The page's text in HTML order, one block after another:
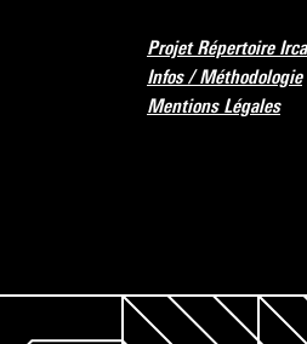
Projet Répertoire
Infos / Méthodologie
Mentions Légales